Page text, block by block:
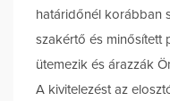
határidőnél korábban
szakértő és minősített
ütemezik és árazzák
A kivitelezést az